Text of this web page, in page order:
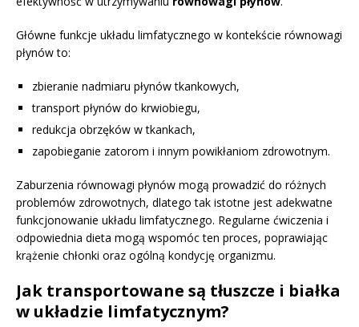
Główne funkcje układu limfatycznego w kontekście równowagi
płynów to:
zbieranie nadmiaru płynów tkankowych,
transport płynów do krwiobiegu,
redukcja obrzęków w tkankach,
zapobieganie zatorom i innym powikłaniom zdrowotnym.
Zaburzenia równowagi płynów mogą prowadzić do różnych
problemów zdrowotnych, dlatego tak istotne jest adekwatne
funkcjonowanie układu limfatycznego. Regularne ćwiczenia i
odpowiednia dieta mogą wspomóc ten proces, poprawiając
krążenie chłonki oraz ogólną kondycję organizmu.
Jak transportowane są tłuszcze i białka
w układzie limfatycznym?